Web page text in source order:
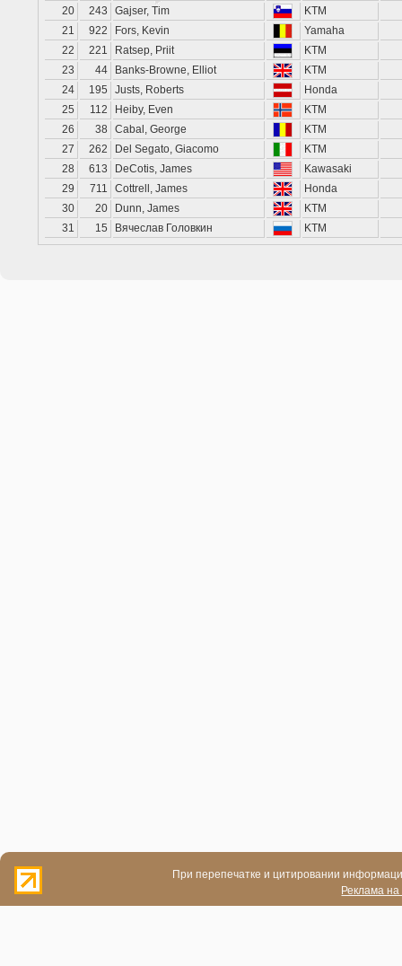
20
243 Gajser, Tim
KTM
21
922 Fors, Kevin
Yamaha
22
221 Ratsep, Priit
KTM
23
44 Banks-Browne, Elliot
KTM
24
195 Justs, Roberts
Honda
25
112 Heiby, Even
KTM
26
38 Cabal, George
KTM
27
262 Del Segato, Giacomo
KTM
28
613 DeCotis, James
Kawasaki
29
711 Cottrell, James
Honda
30
20 Dunn, James
KTM
31
15 Вячеслав Головкин KTM
При перепечатке и цитировании
Реклама на